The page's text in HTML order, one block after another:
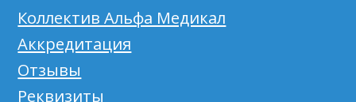
Коллектив Альфа Медикал
Аккредитация
Отзывы
Реквизиты